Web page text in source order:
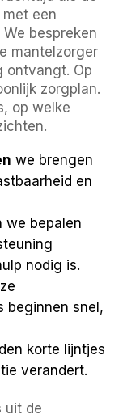
een
bespreken
mantelzorger
ontvangt. Op
zorgplan.
op welke
we brengen
en
we bepalen
nodig is.
beginnen snel,
korte lijntjes
verandert.
uit de